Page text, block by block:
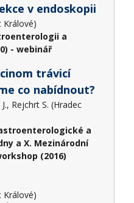
v endoskopii
Králové)
a
- webinář
trávicí
co nabídnout?
Rejchrt S. (Hradec
a
a X. Mezinárodní
(2016)
Králové)